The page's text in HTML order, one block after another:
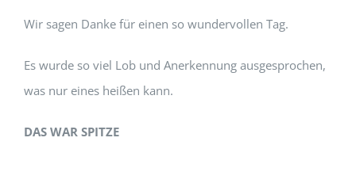
Wir sagen Danke für einen so wundervollen Tag.
Es wurde so viel Lob und Anerkennung ausgesprochen,
was nur eines heißen kann.
DAS WAR SPITZE